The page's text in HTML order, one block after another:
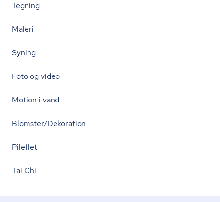
Tegning
Maleri
Syning
Foto og video
Motion i vand
Blomster/Dekoration
Pileflet
Tai Chi